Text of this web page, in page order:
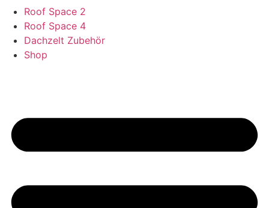
Roof Space 2
Roof Space 4
Dachzelt Zubehör
Shop